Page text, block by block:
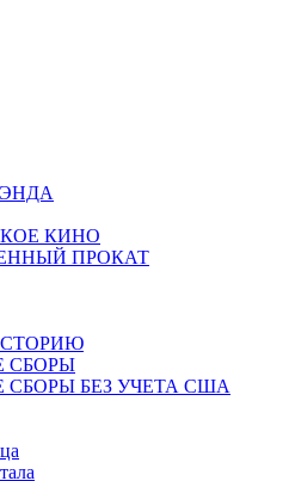
КИНО
ПРОКАТ
СБОРЫ
БЕЗ УЧЕТА США